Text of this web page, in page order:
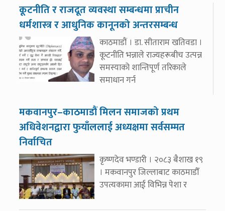
कूटनीति र राजदूत व्यवस्था सम्बन्धमा प्राचीन
धर्मशास्त्र र आधुनिक कानूनको अन्तरसम्बन्ध
काठमाडौं । डा. सीताराम खतिवडा ।
कूटनीति भन्नाले राज्यहरूबीच उत्पन्न
समस्याको शान्तिपूर्ण तरिकाले
समाधान गर्न
मकवानपुर–काठमाडौं मिलन समाजको प्रथम
अधिवेशनद्वारा फुयाँललाई अध्यक्षमा सर्वसम्मत
निर्वाचित
कृष्णदेव भण्डारी । २०८३ बैशाख १९
। मकवानपुर जिल्लाबाट काठमाडौँ
उपत्यकामा आई विभिन्न पेशा र